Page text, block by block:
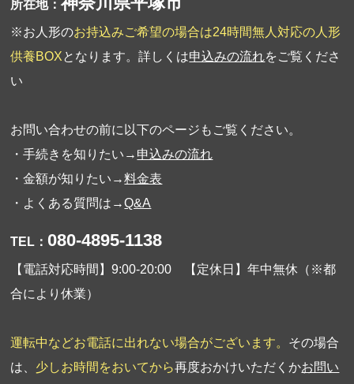
所在地：
※お人形のお持込みご希望の場合は24時間無人対応の人形
供養BOXとなります。詳しくは申込みの流れをご覧くださ
い
お問い合わせの前に以下のページもご覧ください。
・手続きを知りたい→ 申込みの流れ
・金額が知りたい→料金表
・よくある質問は→Q&A
TEL： 080-4895-1138
【電話対応時間】9:00-20:00 【定休日】年中無休（※都
合により休業）
運転中などお電話に出れない場合がございます。 その場合
は、 少しお時間をおいてから再度おかけいただくかお問い